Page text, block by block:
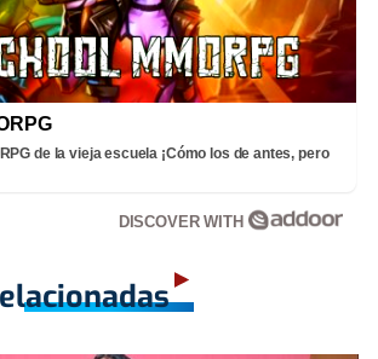
de la vieja escuela ¡Cómo los de antes, pero
DISCOVER WITH